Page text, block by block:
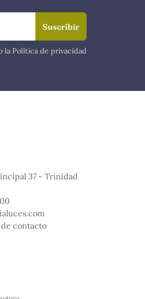
la Política de privacidad
37 - Trinidad
contacto